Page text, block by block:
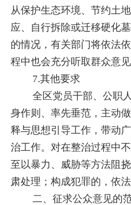
从保护生态环境、节约土
应、自行拆除或迁移硬化
的情况，有关部门将依法
程中也会充分听取群众意
7.其他要求
全区党员干部、公职
身作则、率先垂范，主动
释与思想引导工作，带动
治工作。对在整治过程中
至以暴力、威胁等方法阻
肃处理；构成犯罪的，依法
二、征求公众意见的